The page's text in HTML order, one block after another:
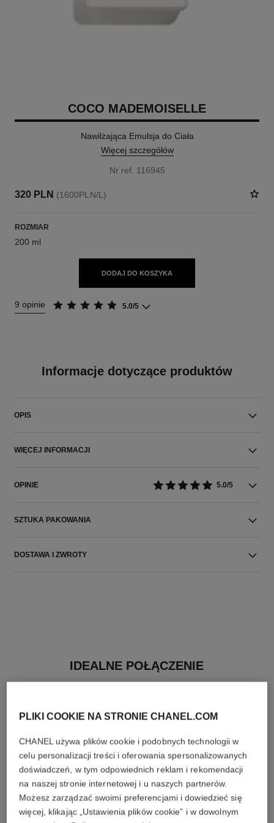
COCO MADEMOISELLE
Nawilżająca Emulsja do Ciała
Więcej szczegółów
Nr ref. 116945
320 PLN (1600PLN/L)
ROZMIAR
200 ml
DODAJ DO KOSZYKA
9 opinie 5.0/5
Informacje dotyczące produktów
OPIS
WIĘCEJ INFORMACJI
OPINIE 5.0/5
SZTUKA PAKOWANIA
DOSTAWA I ZWROTY
IDEALNE POŁĄCZENIE
PLIKI COOKIE NA STRONIE CHANEL.COM
CHANEL używa plików cookie i podobnych technologii w
celu personalizacji treści i oferowania spersonalizowanych
doświadczeń, w tym odpowiednich reklam i rekomendacji
na naszej stronie internetowej i u naszych partnerów.
Możesz zarządzać swoimi preferencjami i dowiedzieć się
więcej, klikając „Ustawienia plików cookie” i w dowolnym